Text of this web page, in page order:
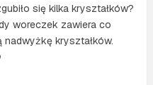
się kilka kryształków?
woreczek zawiera co
kryształków.